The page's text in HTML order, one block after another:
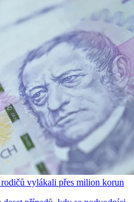
vylákali přes milion korun